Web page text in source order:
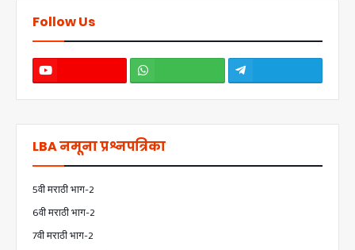
Follow Us
LBA नमूना प्रश्नपत्रिका
5वी मराठी भाग-2
6वी मराठी भाग-2
7वी मराठी भाग-2